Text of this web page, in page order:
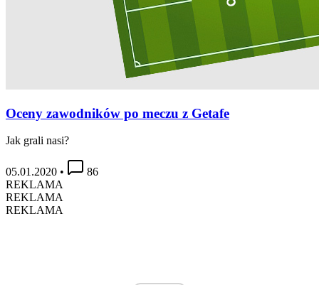
Oceny zawodników po meczu z Getafe
Jak grali nasi?
05.01.2020 •
86
REKLAMA
REKLAMA
REKLAMA